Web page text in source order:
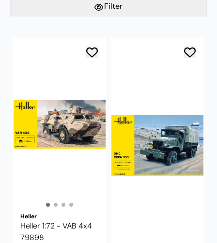
Filter
Heller
Heller 1:72 - VAB 4x4
79898